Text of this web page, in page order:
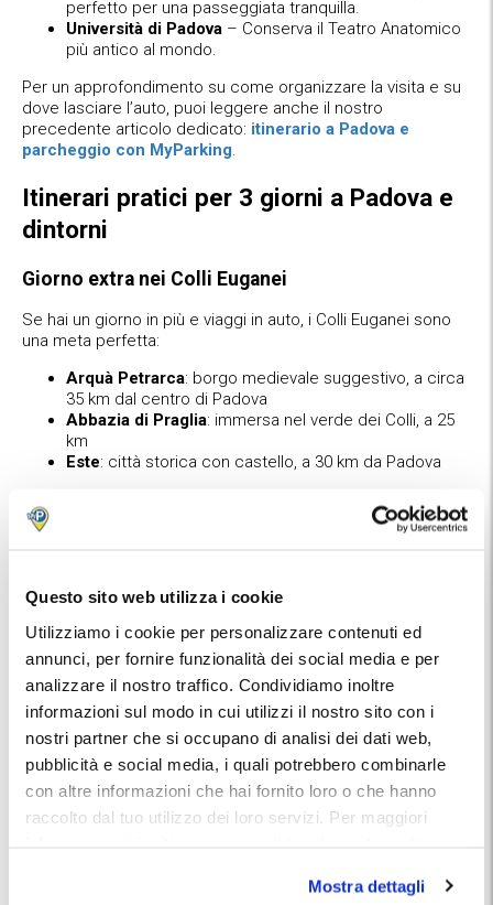
Questo sito web utilizza i cookie
Utilizziamo i cookie per personalizzare contenuti ed
annunci, per fornire funzionalità dei social media e per
analizzare il nostro traffico. Condividiamo inoltre
informazioni sul modo in cui utilizzi il nostro sito con i
nostri partner che si occupano di analisi dei dati web,
pubblicità e social media, i quali potrebbero combinarle
con altre informazioni che hai fornito loro o che hanno
raccolto dal tuo utilizzo dei loro servizi. Per maggiori
Mostra dettagli
perfetto per una passeggiata tranquilla.
Università di Padova – Conserva il Teatro Anatomico
più antico al mondo.
Per un approfondimento su come organizzare la visita e su
dove lasciare l’auto, puoi leggere anche il nostro
precedente articolo dedicato: itinerario a Padova e
parcheggio con MyParking.
Itinerari pratici per 3 giorni a Padova e
dintorni
Giorno extra nei Colli Euganei
Se hai un giorno in più e viaggi in auto, i Colli Euganei sono
una meta perfetta:
Arquà Petrarca: borgo medievale suggestivo, a circa
35 km dal centro di Padova
Abbazia di Praglia: immersa nel verde dei Colli, a 25
km
Este: città storica con castello, a 30 km da Padova
Ville Venete lungo la Riviera del Brenta
Villa Pisani a Stra, la più famosa e scenografica
Passeggiata o mini-crociera fluviale sulla Riviera del
(stagionale)
Visita a una seconda villa, comeVilla WidmannoVilla
Foscari
Prima volta in zona? Cambia atmosfera
Se è la tua prima volta in zona e vuoi cambiare
completamente scenario:
, la “piccola Venezia” più autentica e
minuti di treno dalla stazione di Padova.